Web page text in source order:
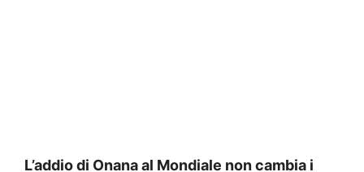
L’addio di Onana al Mondiale non cambia i